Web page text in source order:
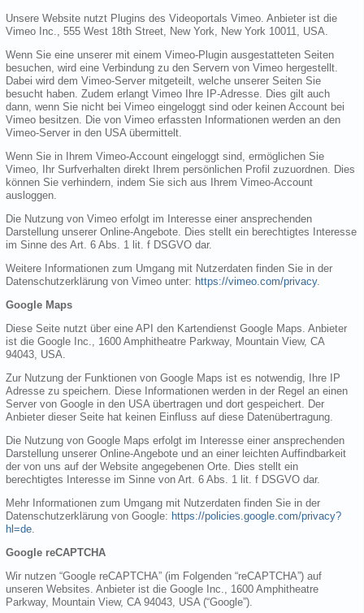
Unsere Website nutzt Plugins des Videoportals Vimeo. Anbieter ist die
Vimeo Inc., 555 West 18th Street, New York, New York 10011, USA.
Wenn Sie eine unserer mit einem Vimeo-Plugin ausgestatteten Seiten
besuchen, wird eine Verbindung zu den Servern von Vimeo hergestellt.
Dabei wird dem Vimeo-Server mitgeteilt, welche unserer Seiten Sie
besucht haben. Zudem erlangt Vimeo Ihre IP-Adresse. Dies gilt auch
dann, wenn Sie nicht bei Vimeo eingeloggt sind oder keinen Account bei
Vimeo besitzen. Die von Vimeo erfassten Informationen werden an den
Vimeo-Server in den USA übermittelt.
Wenn Sie in Ihrem Vimeo-Account eingeloggt sind, ermöglichen Sie
Vimeo, Ihr Surfverhalten direkt Ihrem persönlichen Profil zuzuordnen. Dies
können Sie verhindern, indem Sie sich aus Ihrem Vimeo-Account
ausloggen.
Die Nutzung von Vimeo erfolgt im Interesse einer ansprechenden
Darstellung unserer Online-Angebote. Dies stellt ein berechtigtes Interesse
im Sinne des Art. 6 Abs. 1 lit. f DSGVO dar.
Weitere Informationen zum Umgang mit Nutzerdaten finden Sie in der
Datenschutzerklärung von Vimeo unter: https://vimeo.com/privacy.
Google Maps
Diese Seite nutzt über eine API den Kartendienst Google Maps. Anbieter
ist die Google Inc., 1600 Amphitheatre Parkway, Mountain View, CA
94043, USA.
Zur Nutzung der Funktionen von Google Maps ist es notwendig, Ihre IP
Adresse zu speichern. Diese Informationen werden in der Regel an einen
Server von Google in den USA übertragen und dort gespeichert. Der
Anbieter dieser Seite hat keinen Einfluss auf diese Datenübertragung.
Die Nutzung von Google Maps erfolgt im Interesse einer ansprechenden
Darstellung unserer Online-Angebote und an einer leichten Auffindbarkeit
der von uns auf der Website angegebenen Orte. Dies stellt ein
berechtigtes Interesse im Sinne von Art. 6 Abs. 1 lit. f DSGVO dar.
Mehr Informationen zum Umgang mit Nutzerdaten finden Sie in der
Datenschutzerklärung von Google: https://policies.google.com/privacy?
hl=de
Google reCAPTCHA
Wir nutzen “Google reCAPTCHA” (im Folgenden “reCAPTCHA”) auf
unseren Websites. Anbieter ist die Google Inc., 1600 Amphitheatre
Parkway, Mountain View, CA 94043, USA (“Google”).